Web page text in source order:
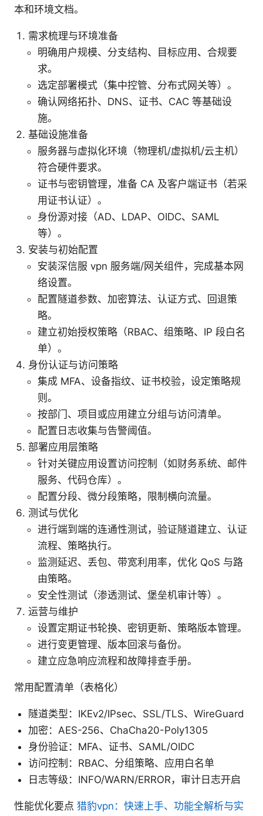
本和环境文档。
需求梳理与环境准备
明确用户规模、分支结构、目标应用、合规要
求。
选定部署模式（集中控管、分布式网关等）。
确认网络拓扑、DNS、证书、CAC 等基础设
施。
基础设施准备
服务器与虚拟化环境（物理机/虚拟机/云主机）
符合硬件要求。
证书与密钥管理，准备 CA 及客户端证书（若采
用证书认证）。
身份源对接（AD、LDAP、OIDC、SAML
等）。
安装与初始配置
安装深信服 vpn 服务端/网关组件，完成基本网
络设置。
配置隧道参数、加密算法、认证方式、回退策
略。
建立初始授权策略（RBAC、组策略、IP 段白名
单）。
身份认证与访问策略
集成 MFA、设备指纹、证书校验，设定策略规
则。
按部门、项目或应用建立分组与访问清单。
配置日志收集与告警阈值。
部署应用层策略
针对关键应用设置访问控制（如财务系统、邮件
服务、代码仓库）。
配置分段、微分段策略，限制横向流量。
测试与优化
进行端到端的连通性测试，验证隧道建立、认证
流程、策略执行。
监测延迟、丢包、带宽利用率，优化 QoS 与路
由策略。
安全性测试（渗透测试、堡垒机审计等）。
运营与维护
设置定期证书轮换、密钥更新、策略版本管理。
进行变更管理、版本回滚与备份。
建立应急响应流程和故障排查手册。
常用配置清单（表格化）
隧道类型：IKEv2/IPsec、SSL/TLS、WireGuard
加密：AES-256、ChaCha20-Poly1305
身份验证：MFA、证书、SAML/OIDC
访问控制：RBAC、分组策略、应用白名单
日志等级：INFO/WARN/ERROR，审计日志开启
性能优化要点 猎豹vpn：快速上手、功能全解析与实